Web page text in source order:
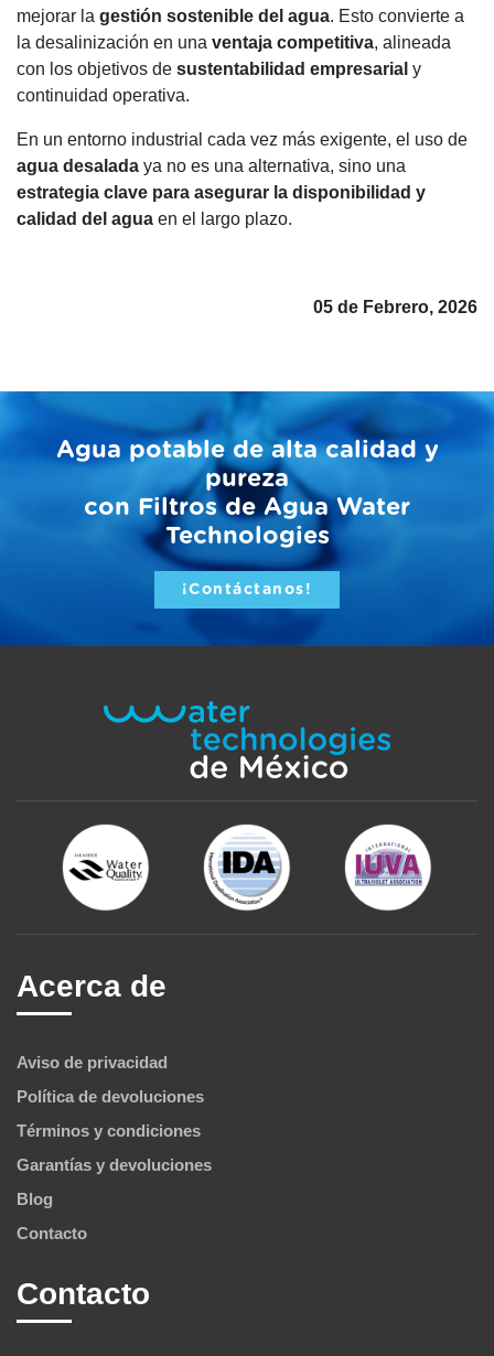
mejorar la gestión sostenible del agua. Esto convierte a
la desalinización en una ventaja competitiva, alineada
con los objetivos de sustentabilidad empresarial y
continuidad operativa.
En un entorno industrial cada vez más exigente, el uso de
agua desalada ya no es una alternativa, sino una
estrategia clave para asegurar la disponibilidad y
calidad del agua en el largo plazo.
05 de Febrero, 2026
Agua potable de alta calidad y
pureza
con Filtros de Agua Water
Technologies
¡Contáctanos!
Acerca de
Aviso de privacidad
Política de devoluciones
Términos y condiciones
Garantías y devoluciones
Blog
Contacto
Contacto